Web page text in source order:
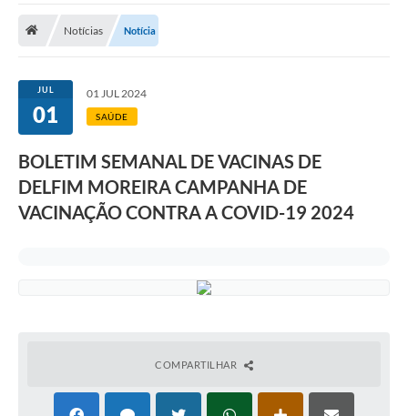
Transparência
Editais
Listas de Espera - Unidade Básica de Saúde
Defesa Civil
Meio Ambiente
Notícias Notícia
JUL
01
01 JUL 2024
SAÚDE
BOLETIM SEMANAL DE VACINAS DE
DELFIM MOREIRA CAMPANHA DE
VACINAÇÃO CONTRA A COVID-19 2024
COMPARTILHAR